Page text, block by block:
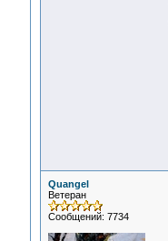
Quangel
Ветеран
Сообщений: 7734